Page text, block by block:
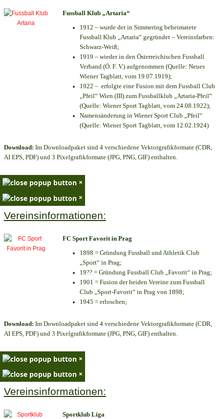
Fussball Klub „Artaria“
1912 – wurde der in Simmering beheimatete
Fussball Klub „Artaria“ gegründet – Vereinsfarben:
Schwarz-Weiß;
1919 – wieder in den Österreichischen Fussball
Verband (Ö. F. V.) aufgenommen (Quelle: Neues
Wiener Tagblatt, vom 19.07.1919);
1922 – erfolgte eine Fusion mit dem Fussball Club
„Pfeil“ Wien (III) zum Fussballklub „Artaria-Pfeil“
(Quelle: Wiener Sport Tagblatt, vom 24.08.1922);
Namensänderung in Wiener Sport Club „Pfeil“
(Quelle: Wiener Sport Tagblatt, vom 12.02.1924)
Download: Im Downloadpaket sind 4 verschiedene Vektorgrafikformate (CDR,
AI EPS, PDF) und 3 Pixelgrafikformate (JPG, PNG, GIF) enthalten.
×
×
Vereinsinformationen:
FC Sport Favorit in Prag
1898 = Gründung Fussball und Athletik Club
„Sport“ in Prag;
19?? = Gründung Fussball Club „Favorit“ in Prag;
1901 = Fusion der beiden Vereine zum Fussball
Club „Sport-Favorit“ in Prag von 1898;
1945 = erloschen;
Download: Im Downloadpaket sind 4 verschiedene Vektorgrafikformate (CDR,
AI EPS, PDF) und 3 Pixelgrafikformate (JPG, PNG, GIF) enthalten.
×
×
Vereinsinformationen:
Sportklub Liga